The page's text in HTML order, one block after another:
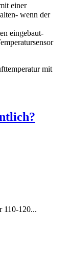
einer
wenn der
eingebaut-
mit
110-120...